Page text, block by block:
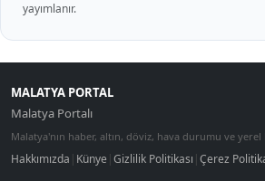
yayımlanır.
MALATYA PORTAL
Malatya Portalı
Malatya'nın haber, altın, döviz, hava durumu ve yerel
Hakkımızda | Künye |Gizlilik Politikası |Çerez